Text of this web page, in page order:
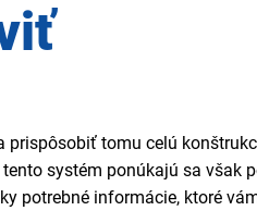
tomu celú
systém ponúkajú sa však
potrebné informácie, ktoré